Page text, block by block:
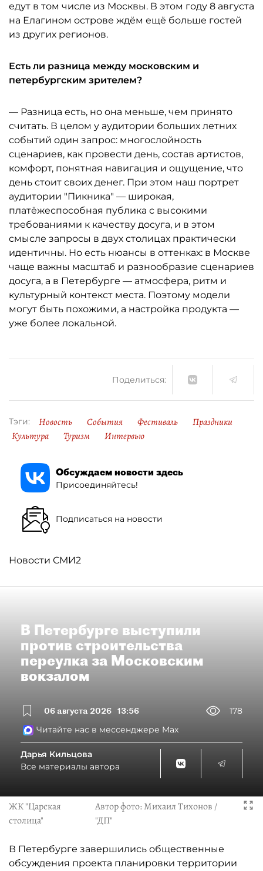
едут в том числе из Москвы. В этом году 8 августа
на Елагином острове ждём ещё больше гостей
из других регионов.
Есть ли разница между московским и
петербургским зрителем?
— Разница есть, но она меньше, чем принято
считать. В целом у аудитории больших летних
событий один запрос: многослойность
сценариев, как провести день, состав артистов,
комфорт, понятная навигация и ощущение, что
день стоит своих денег. При этом наш портрет
аудитории "Пикника" — широкая,
платёжеспособная публика с высокими
требованиями к качеству досуга, и в этом
смысле запросы в двух столицах практически
идентичны. Но есть нюансы в оттенках: в Москве
чаще важны масштаб и разнообразие сценариев
досуга, а в Петербурге — атмосфера, ритм и
культурный контекст места. Поэтому модели
могут быть похожими, а настройка продукта —
уже более локальной.
Поделиться:
Тэги: Новость События Фестиваль
Праздники
Культура
Туризм Интервью
Обсуждаем новости здесь
Присоединяйтесь!
Подписаться на новости
Новости СМИ2
В Петербурге выступили
против строительства
переулка за Московским
вокзалом
06 августа 2026 13:56
178
Читайте нас в мессенджере Max
Дарья Кильцова
Все материалы автора
ЖК "Царская
столица"
Автор фото:Михаил Тихонов /
"ДП"
В Петербурге завершились общественные
обсуждения проекта планировки территории